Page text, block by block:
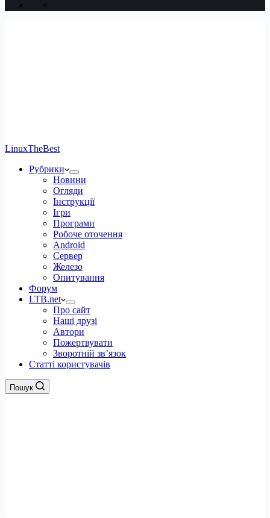
LinuxTheBest
Рубрики
Новини
Огляди
Інструкції
Ігри
Програми
Робоче оточення
Android
Сервер
Железо
Опитування
Форум
LTB.net
Про сайт
Наші друзі
Автори
Пожертвувати
Зворотній зв’язок
Статті користувачів
Пошук